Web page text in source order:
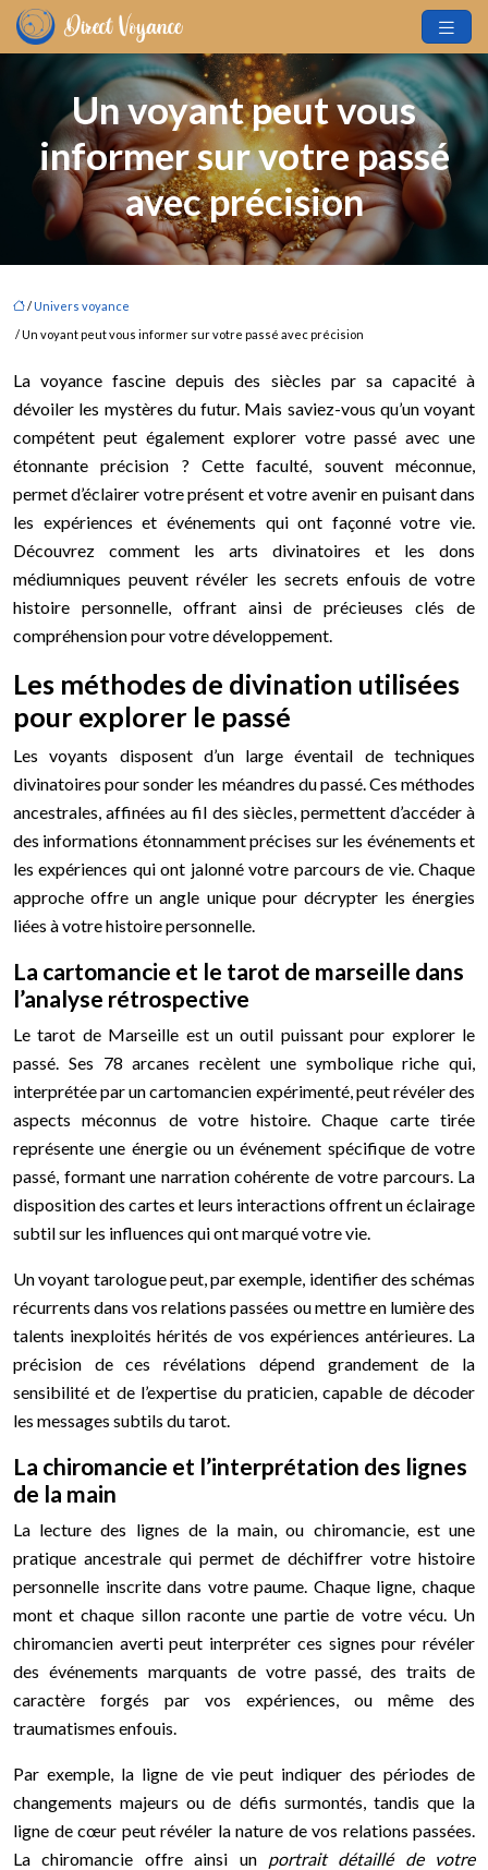
Un voyant peut vous
informer sur votre passé
avec précision
/ Univers voyance
/ Un voyant peut vous informer sur votre passé avec précision
La voyance fascine depuis des siècles par sa capacité à
dévoiler les mystères du futur. Mais saviez-vous qu’un voyant
compétent peut également explorer votre passé avec une
étonnante précision ? Cette faculté, souvent méconnue,
permet d’éclairer votre présent et votre avenir en puisant dans
les expériences et événements qui ont façonné votre vie.
Découvrez comment les arts divinatoires et les dons
médiumniques peuvent révéler les secrets enfouis de votre
histoire personnelle, offrant ainsi de précieuses clés de
compréhension pour votre développement.
Les méthodes de divination utilisées
pour explorer le passé
Les voyants disposent d’un large éventail de techniques
divinatoires pour sonder les méandres du passé. Ces méthodes
ancestrales, affinées au fil des siècles, permettent d’accéder à
des informations étonnamment précises sur les événements et
les expériences qui ont jalonné votre parcours de vie. Chaque
approche offre un angle unique pour décrypter les énergies
liées à votre histoire personnelle.
La cartomancie et le tarot de marseille dans
l’analyse rétrospective
Le tarot de Marseille est un outil puissant pour explorer le
passé. Ses 78 arcanes recèlent une symbolique riche qui,
interprétée par un cartomancien expérimenté, peut révéler des
aspects méconnus de votre histoire. Chaque carte tirée
représente une énergie ou un événement spécifique de votre
passé, formant une narration cohérente de votre parcours. La
disposition des cartes et leurs interactions offrent un éclairage
subtil sur les influences qui ont marqué votre vie.
Un voyant tarologue peut, par exemple, identifier des schémas
récurrents dans vos relations passées ou mettre en lumière des
talents inexploités hérités de vos expériences antérieures. La
précision de ces révélations dépend grandement de la
sensibilité et de l’expertise du praticien, capable de décoder
les messages subtils du tarot.
La chiromancie et l’interprétation des lignes
de la main
La lecture des lignes de la main, ou chiromancie, est une
pratique ancestrale qui permet de déchiffrer votre histoire
personnelle inscrite dans votre paume. Chaque ligne, chaque
mont et chaque sillon raconte une partie de votre vécu. Un
chiromancien averti peut interpréter ces signes pour révéler
des événements marquants de votre passé, des traits de
caractère forgés par vos expériences, ou même des
traumatismes enfouis.
Par exemple, la ligne de vie peut indiquer des périodes de
changements majeurs ou de défis surmontés, tandis que la
ligne de cœur peut révéler la nature de vos relations passées.
La chiromancie offre ainsi un portrait détaillé de votre